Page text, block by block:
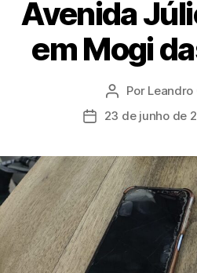
Avenida
em Mogi
Autor
do
Por Leandro
Data23 de junho de